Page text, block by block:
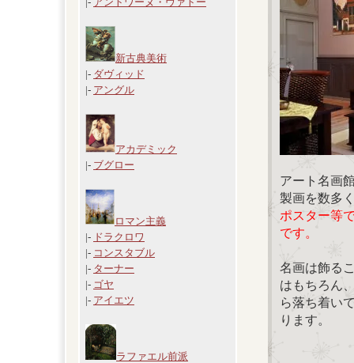
新古典美術
|- ダヴィッド
|- アングル
アカデミック
|- ブグロー
ロマン主義
|- ドラクロワ
|- コンスタブル
|- ターナー
|- ゴヤ
|- アイエツ
ラファエル前派
アート名画
製画を数多
ポスター等
です。
名画は飾る
はもちろん
ら落ち着い
ります。